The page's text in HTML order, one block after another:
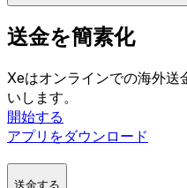
送金を簡素化
Xeはオンラインでの海外送
いします。
開始する
アプリをダウンロード
送金する